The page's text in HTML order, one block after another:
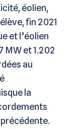
éolien,
fin 2021
et l’éolien
et 1.202
au
la